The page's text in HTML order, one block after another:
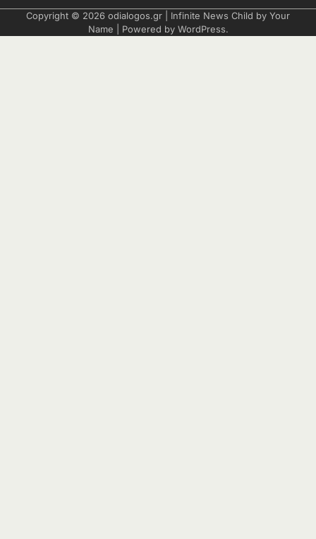
Copyright © 2026 odialogos.gr | Infinite News Child by Your
Name | Powered by WordPress.